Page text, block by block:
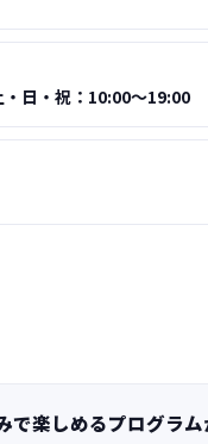
日・祝：10:00～19:00
で楽しめるプログラム